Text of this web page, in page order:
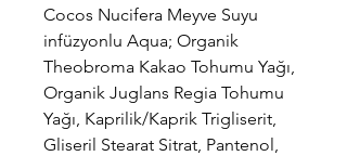
Cocos Nucifera Meyve Suyu
infüzyonlu Aqua; Organik
Theobroma Kakao Tohumu Yağı,
Organik Juglans Regia Tohumu
Yağı, Kaprilik/Kaprik Trigliserit,
Gliseril Stearat Sitrat, Pantenol,